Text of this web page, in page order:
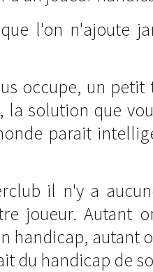
l'on n'ajoute
occupe, un
la solution que
parait
il n'y a
joueur. Autant
handicap, autant
du handicap de